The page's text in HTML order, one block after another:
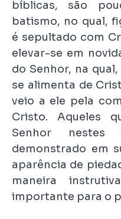
bíblicas, são
batismo, no qual,
é sepultado com
elevar-se em
do Senhor, na
se alimenta de
veio a ele pela
Cristo. Aqueles
Senhor nestes
demonstrado em
aparência de
maneira
importante para o